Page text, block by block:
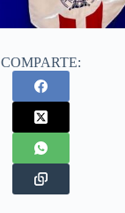
COMPARTE: